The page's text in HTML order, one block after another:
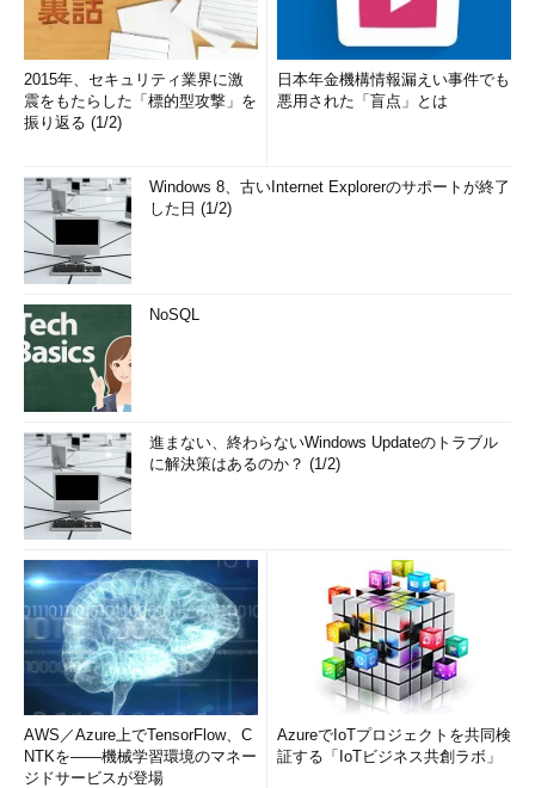
2015年、セキュリティ業界に激
震をもたらした「標的型攻撃」を
振り返る (1/2)
日本年金機構情報漏えい事件でも
悪用された「盲点」とは
Windows 8、古いInternet Explorerのサポートが終了
した日 (1/2)
NoSQL
進まない、終わらないWindows Updateのトラブル
に解決策はあるのか？ (1/2)
AWS／Azure上でTensorFlow、C
NTKを――機械学習環境のマネー
ジドサービスが登場
AzureでIoTプロジェクトを共同検
証する「IoTビジネス共創ラボ」